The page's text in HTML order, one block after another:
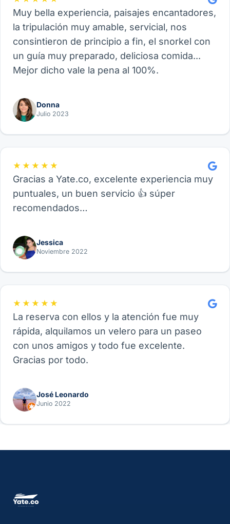
Muy bella experiencia, paisajes encantadores,
la tripulación muy amable, servicial, nos
consintieron de principio a fin, el snorkel con
un guía muy preparado, deliciosa comida...
Mejor dicho vale la pena al 100%.
Donna
Julio 2023
★★★★★
Gracias a Yate.co, excelente experiencia muy
puntuales, un buen servicio 👍 súper
recomendados…
Jessica
Noviembre 2022
★★★★★
La reserva con ellos y la atención fue muy
rápida, alquilamos un velero para un paseo
con unos amigos y todo fue excelente.
Gracias por todo.
José Leonardo
Junio 2022